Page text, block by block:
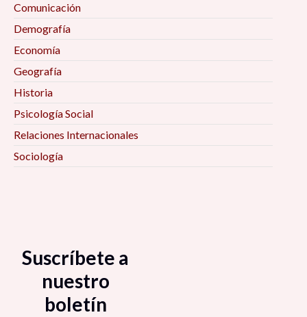
Comunicación
Demografía
Economía
Geografía
Historia
Psicología Social
Relaciones Internacionales
Sociología
Suscríbete a
nuestro
boletín